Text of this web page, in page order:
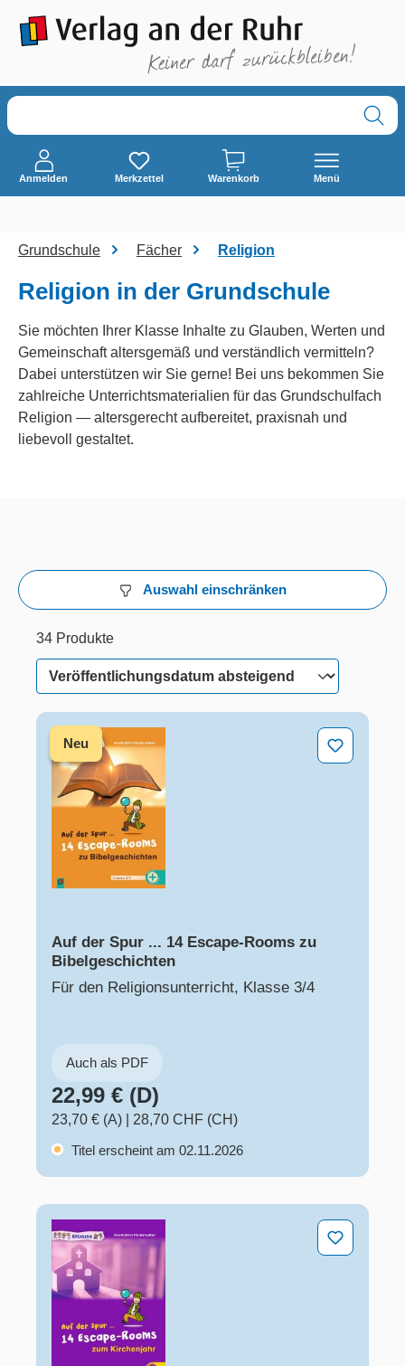
springen
Anmelden Merkzettel Warenkorb Menü
Grundschule Fächer Religion
Religion in der Grundschule
Sie möchten Ihrer Klasse Inhalte zu Glauben, Werten und
Gemeinschaft altersgemäß und verständlich vermitteln?
Dabei unterstützen wir Sie gerne! Bei uns bekommen Sie
zahlreiche Unterrichtsmaterialien für das Grundschulfach
Religion — altersgerecht aufbereitet, praxisnah und
liebevoll gestaltet.
Auswahl einschränken
34 Produkte
32 von 34 Produkten werden angezeigt
34 Produkte
Auf der Spur ... 14 Escape-Rooms zu Bibelgeschichten
Neu
Auf der Spur ... 14 Escape-Rooms zu
Bibelgeschichten
Für den Religionsunterricht, Klasse 3/4
Auch als PDF
22,99 € (D)
23,70 € (A)
28,70 CHF (CH)
Titel erscheint am 02.11.2026
Auf der Spur ... 14 Escape-Rooms zum Kirchenjahr